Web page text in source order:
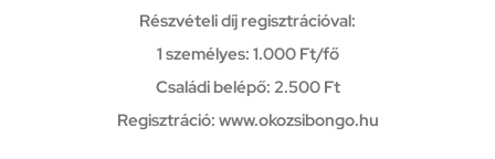
Részvételi díj regisztrációval:
1 személyes: 1.000 Ft/fő
Családi belépő: 2.500 Ft
Regisztráció: www.okozsibongo.hu